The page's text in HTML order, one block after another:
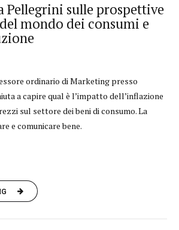
Pellegrini sulle prospettive
mondo dei consumi e
ordinario di Marketing presso
a capire qual è l’impatto dell’inflazione
sul settore dei beni di consumo. La
e comunicare bene.